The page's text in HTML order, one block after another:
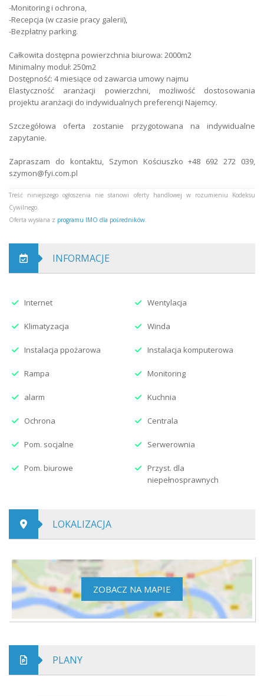
-Monitoring i ochrona,
-Recepcja (w czasie pracy galerii),
-Bezpłatny parking.
Całkowita dostępna powierzchnia biurowa: 2000m2
Minimalny moduł: 250m2
Dostępność: 4 miesiące od zawarcia umowy najmu
Elastyczność aranżacji powierzchni, możliwość dostosowania
projektu aranżacji do indywidualnych preferencji Najemcy.
Szczegółowa oferta zostanie przygotowana na indywidualne
zapytanie.
Zapraszam do kontaktu, Szymon Kościuszko +48 692 272 039,
szymon@fyi.com.pl
Treść niniejszego ogłoszenia nie stanowi oferty handlowej w rozumieniu Kodeksu
Cywilnego.
Oferta wysłana z programu IMO dla pośredników
INFORMACJE
Internet Wentylacja
Klimatyzacja Winda
Instalacja ppożarowa Instalacja komputerowa
Rampa Monitoring
alarm Kuchnia
Ochrona Centrala
Pom. socjalne Serwerownia
Pom. biurowe
Przyst. dla
niepełnosprawnych
LOKALIZACJA
ZOBACZ NA MAPIE
PLANY